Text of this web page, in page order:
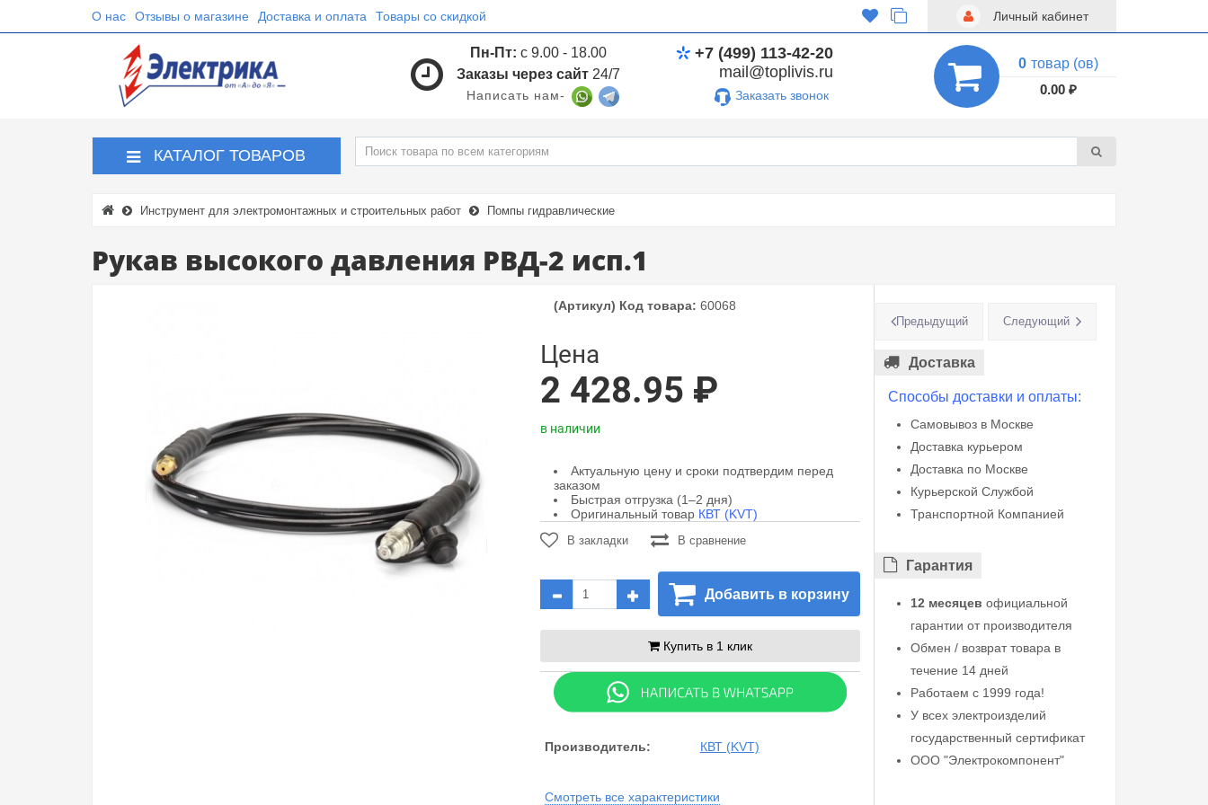
О нас Отзывы о магазине Доставка и оплата Товары со скидкой Личный кабинет
Пн-Пт: с 9.00 - 18.00
Заказы через сайт 24/7
Написать нам-
+7 (499) 113-42-20
mail@toplivis.ru
Заказать звонок
0 товар (ов)
0.00 ₽
КАТАЛОГ ТОВАРОВ
Инструмент для электромонтажных и строительных работ Помпы гидравлические
Рукав высокого давления РВД-2 исп.1
(Артикул) Код товара: 60068
Цена
2 428.95 ₽
в наличии
Актуальную цену и сроки подтвердим перед
заказом
Быстрая отгрузка (1–2 дня)
Оригинальный товар КВТ (KVT)
В закладки В сравнение
Добавить в корзину
Купить в 1 клик
Производитель: КВТ (KVT)
Смотреть все характеристики
Предыдущий Следующий
Доставка
Способы доставки и оплаты:
Самовывоз в Москве
Доставка курьером
Доставка по Москве
Курьерской Службой
Транспортной Компанией
Гарантия
12 месяцев официальной
гарантии от производителя
Обмен / возврат товара в
течение 14 дней
Работаем с 1999 года!
У всех электроизделий
государственный сертификат
ООО "Электрокомпонент"